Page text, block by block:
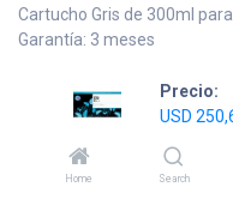
Precio:
USD
Home Search
Cartucho Gris de 300ml
Garantía: 3 meses
USD250,64 IVA